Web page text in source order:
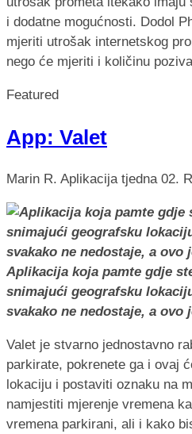
i dodatne mogućnosti. Dodol
mjeriti utrošak internetskog
nego će mjeriti i količinu
Featured
App: Valet
Marin R. Aplikacija tjedna 02.
Aplikacija koja pamte gdje
snimajući geografsku
svakako ne nedostaje, a ovo
Valet je stvarno jednostavno
parkirate, pokrenete ga i ovaj
lokaciju i postaviti oznaku na
namjestiti mjerenje vremena
vremena parkirani, ali i kako